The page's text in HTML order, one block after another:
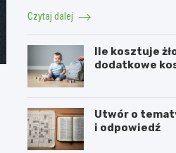
Czytaj dalej
Ile kosztuje
dodatkowe
Utwór o
i odpowiedź